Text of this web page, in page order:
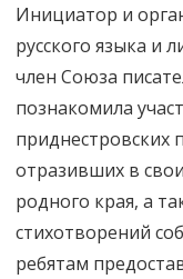
Инициатор и
русского языка и
член Союза
познакомила
приднестровских
отразивших в
родного края, а
стихотворений
ребятам